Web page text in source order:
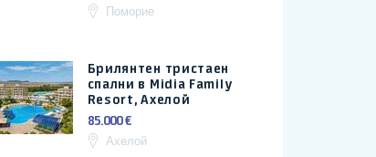
Поморие
Брилянтен тристаен
спални в Midia Family
Resort, Ахелой
85.000 €
Ахелой